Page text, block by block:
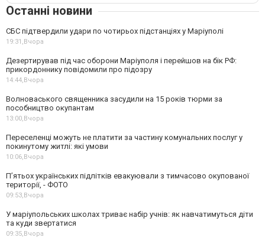
Останні новини
СБС підтвердили удари по чотирьох підстанціях у Маріуполі
19:31,Вчора
Дезертирував під час оборони Маріуполя і перейшов на бік РФ:
прикордоннику повідомили про підозру
14:44,Вчора
Волноваського священника засудили на 15 років тюрми за
пособництво окупантам
13:00,Вчора
Переселенці можуть не платити за частину комунальних послуг у
покинутому житлі: які умови
10:06,Вчора
П’ятьох українських підлітків евакуювали з тимчасово окупованої
території, - ФОТО
09:53,Вчора
У маріупольських школах триває набір учнів: як навчатимуться діти
та куди звертатися
09:35,Вчора